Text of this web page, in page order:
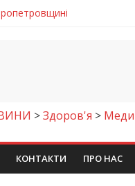
розташування
>Здоров'я >
КОНТАКТИ ПРО НАС